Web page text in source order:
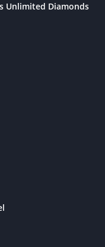
Unlimited Diamonds